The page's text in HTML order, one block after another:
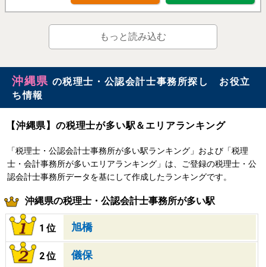
もっと読み込む
沖縄県 の税理士・公認会計士事務所探し お役立
ち情報
【沖縄県】の税理士が多い駅＆エリアランキング
「税理士・公認会計士事務所が多い駅ランキング」および「税理
士・会計事務所が多いエリアランキング」は、ご登録の税理士・公
認会計士事務所データを基にして作成したランキングです。
沖縄県の税理士・公認会計士事務所が多い駅
1位 旭橋
2位 儀保